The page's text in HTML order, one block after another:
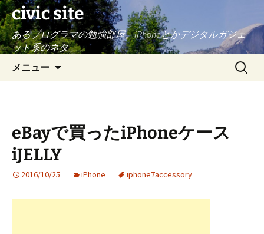
civic site
あるプログラマの勉強部屋。iPhoneとかデジタルガジェ
ット系のネタ
メニュー
へ
ス
検
索:
eBayで買ったiPhoneケース
iJELLY
2016/10/25 iPhone iphone7accessory